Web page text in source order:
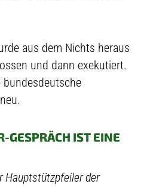
aus dem Nichts heraus
und dann exekutiert.
GESPRÄCH IST EINE
Hauptstützpfeiler der